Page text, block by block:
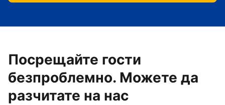
Посрещайте гости
безпроблемно. Можете да
разчитате на нас